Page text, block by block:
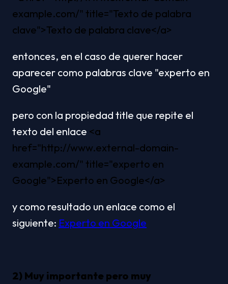
example.com/" title="Texto de palabra
clave">Texto de palabra clave</a>
entonces, en el caso de querer hacer
aparecer como palabras clave "experto en
Google"
pero con la propiedad title que repite el
texto del enlace <a
href="http://www.external-domain-
example.com/" title="experto en
Google">Experto en Google</a>
y como resultado un enlace como el
siguiente: Experto en Google
2) Muy importante pero muy